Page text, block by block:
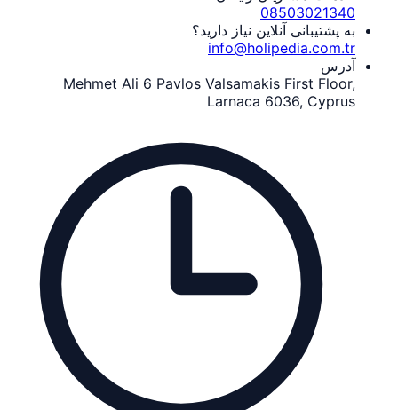
08503021340
به پشتیبانی آنلاین نیاز دارید؟
info@holipedia.com.tr
آدرس
Mehmet Ali 6 Pavlos Valsamakis First Floor,
Larnaca 6036, Cyprus